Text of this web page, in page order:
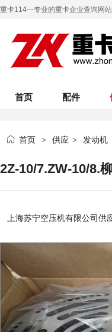
重卡114—专业的重卡企业查询网站
首页 配件
首页 > 供应 > 发动机
2Z-10/7.ZW-10/8.
上海苏宁空压机有限公司供